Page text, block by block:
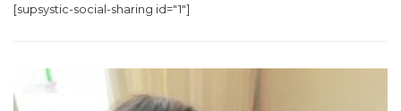
[supsystic-social-sharing id="1"]